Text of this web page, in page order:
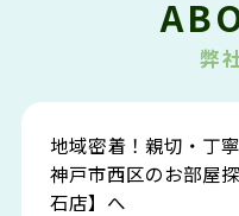
弊
地域密着！親切・丁
神戸市西区のお部屋
石店】へ